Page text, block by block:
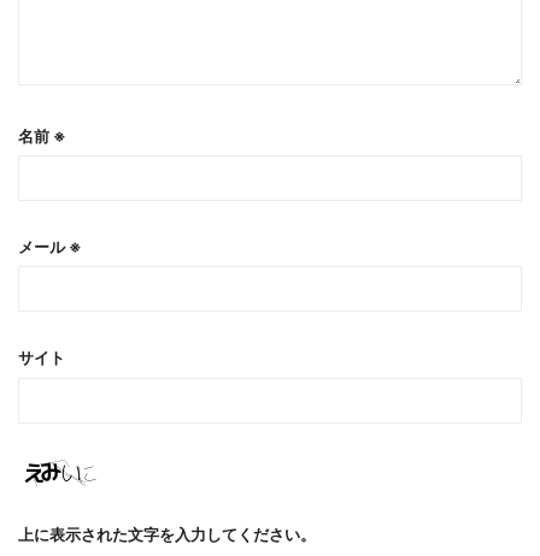
名前 ※
メール※
サイト
上に表示された文字を入力してください。